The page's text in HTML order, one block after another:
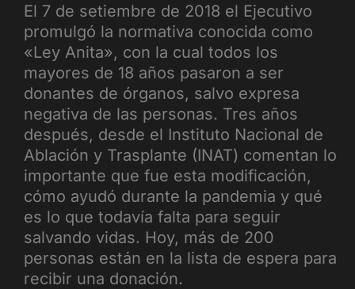
El 7 de setiembre de 2018 el Ejecutivo
promulgó la normativa conocida como
«Ley Anita», con la cual todos los
mayores de 18 años pasaron a ser
donantes de órganos, salvo expresa
negativa de las personas. Tres años
después, desde el Instituto Nacional de
Ablación y Trasplante (INAT) comentan lo
importante que fue esta modificación,
cómo ayudó durante la pandemia y qué
es lo que todavía falta para seguir
salvando vidas. Hoy, más de 200
personas están en la lista de espera para
recibir una donación.